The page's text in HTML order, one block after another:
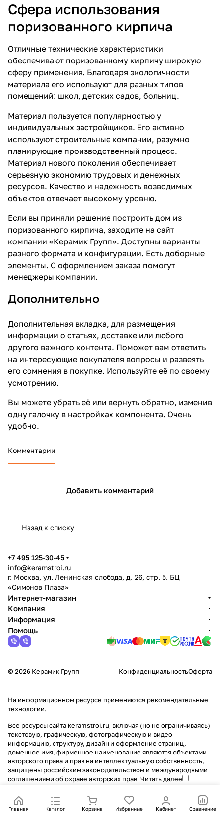
Сфера использования
поризованного кирпича
Отличные технические характеристики
обеспечивают поризованному кирпичу широкую
сферу применения. Благодаря экологичности
материала его используют для разных типов
помещений: школ, детских садов, больниц.
Материал пользуется популярностью у
индивидуальных застройщиков. Его активно
используют строительные компании, разумно
планирующие производственный процесс.
Материал нового поколения обеспечивает
серьезную экономию трудовых и денежных
ресурсов. Качество и надежность возводимых
объектов отвечает высокому уровню.
Если вы приняли решение построить дом из
поризованного кирпича, заходите на сайт
компании «Керамик Групп». Доступны варианты
разного формата и конфигурации. Есть доборные
элементы. С оформлением заказа помогут
менеджеры компании.
Дополнительно
Дополнительная вкладка, для размещения
информации о статьях, доставке или любого
другого важного контента. Поможет вам ответить
на интересующие покупателя вопросы и развеять
его сомнения в покупке. Используйте её по своему
усмотрению.
Вы можете убрать её или вернуть обратно, изменив
одну галочку в настройках компонента. Очень
удобно.
Комментарии
Добавить комментарий
Назад к списку
Главная Каталог Корзина Избранные Кабинет Сравнение
+7 495 125-30-45
info@keramstroi.ru
г. Москва, ул. Ленинская слобода, д. 26, стр. 5. БЦ
«Симонов Плаза»
Интернет-магазин
Компания
Информация
Помощь
© 2026 Керамик Групп КонфиденциальностьОферта
На информационном ресурсе применяются рекомендательные
технологии.
Все ресурсы сайта keramstroi.ru, включая (но не ограничиваясь)
текстовую, графическую, фотографическую и видео
информацию, структуру, дизайн и оформление страниц,
доменное имя, фирменное наименование являются объектами
авторского права и прав на интеллектуальную собственность,
защищены российским законодательством и международными
соглашениями об охране авторских прав. Читать далее